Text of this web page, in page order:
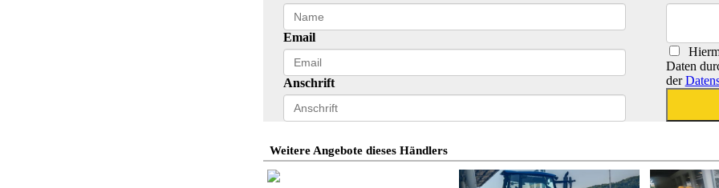
Email
Anschrift
Daten
der
Weitere Angebote dieses Händlers